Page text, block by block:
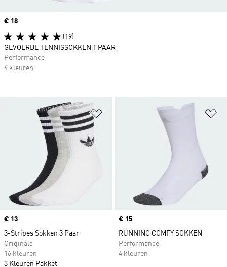
Op verlanglijst zetten
Price
€ 13
3-Stripes Sokken 3 Paar
Originals
16 kleuren
3 Kleuren Pakket
Price
€ 15
RUNNING COMFY SOKKEN
Performance
4 kleuren
Price
€ 18
(19)
GEVOERDE TENNISSOKKEN 1 PAAR
Performance
4 kleuren